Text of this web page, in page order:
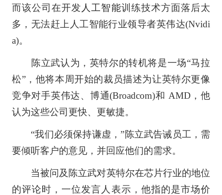
而该公司在开发 人工智能训练技术方面落后太
多，无法赶上人工智能行业领导者英伟达(Nvidi
a)。
陈立武认为，英特尔的转机将是一场“马拉
松”，他将本周开始的裁员描述为让英特尔更像
竞争对手英伟达、博通(Broadcom)和 AMD，他
认为这些公司更快、更敏捷。
“我们必须保持谦虚，”陈立武告诫员工，需
要倾听客户的意见，并回应他们的需求。
当被问及陈立武对英特尔在芯片行业的地位
的评论时，一位发言人表示，他指的是市场价